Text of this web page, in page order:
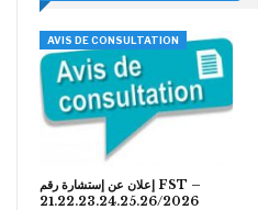
AVIS DE CONSULTATION
إعلان عن إستشارة رقم FST –
21.22.23.24.25.26/2026